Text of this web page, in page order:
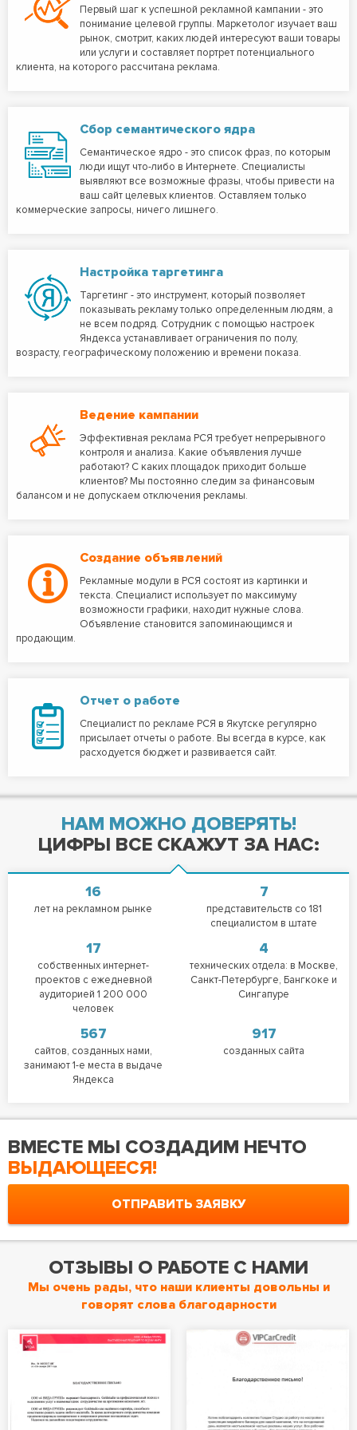
Первый шаг к успешной рекламной кампании - это
понимание целевой группы. Маркетолог изучает ваш
рынок, смотрит, каких людей интересуют ваши товары
или услуги и составляет портрет потенциального
клиента, на которого рассчитана реклама.
Сбор семантического ядра
Семантическое ядро - это список фраз, по которым
люди ищут что-либо в Интернете. Специалисты
выявляют все возможные фразы, чтобы привести на
ваш сайт целевых клиентов. Оставляем только
коммерческие запросы, ничего лишнего.
Настройка таргетинга
Таргетинг - это инструмент, который позволяет
показывать рекламу только определенным людям, а
не всем подряд. Сотрудник с помощью настроек
Яндекса устанавливает ограничения по полу,
возрасту, географическому положению и времени показа.
Ведение кампании
Эффективная реклама РСЯ требует непрерывного
контроля и анализа. Какие объявления лучше
работают? С каких площадок приходит больше
клиентов? Мы постоянно следим за финансовым
балансом и не допускаем отключения рекламы.
Создание объявлений
Рекламные модули в РСЯ состоят из картинки и
текста. Специалист использует по максимуму
возможности графики, находит нужные слова.
Объявление становится запоминающимся и
продающим.
Отчет о работе
Специалист по рекламе РСЯ в Якутске регулярно
присылает отчеты о работе. Вы всегда в курсе, как
расходуется бюджет и развивается сайт.
НАМ МОЖНО ДОВЕРЯТЬ!
ЦИФРЫ ВСЕ СКАЖУТ ЗА НАС:
16
лет на рекламном рынке
7
представительств со 181
специалистом в штате
17
собственных интернет-
проектов с ежедневной
аудиторией 1 200 000
человек
4
технических отдела: в Москве,
Санкт-Петербурге, Бангкоке и
Сингапуре
567
сайтов, созданных нами,
занимают 1-е места в выдаче
Яндекса
917
созданных сайта
ВМЕСТЕ МЫ СОЗДАДИМ НЕЧТО
ВЫДАЮЩЕЕСЯ!
ОТПРАВИТЬ ЗАЯВКУ
ОТЗЫВЫ О РАБОТЕ С НАМИ
Мы очень рады, что наши клиенты довольны и
говорят слова благодарности